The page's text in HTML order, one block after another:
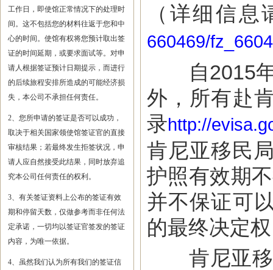
工作日，即使馆正常情况下的处理时
间。这不包括您的材料往返于您和中
心的时间。使馆有权将您预计取出签
证的时间延期，或要求面试等。对申
请人根据签证预计日期提示，而进行
的后续旅程安排所造成的可能经济损
失，本公司不承担任何责任。
2、您所申请的签证是否可以成功，
取决于相关国家领使馆签证官的直接
审核结果；若最终发生拒签状况，申
请人应自然接受此结果，同时放弃追
究本公司任何责任的权利。
3、有关签证资料上公布的签证有效
期和停留天数，仅做参考而非任何法
定承诺，一切均以签证官签发的签证
内容，为唯一依据。
4、虽然我们认为所有我们的签证信
（详细信息
660469/
自2015年9
外，所有赴
录http://
肯尼亚移民
护照有效期
并不保证可
的最终决定
肯尼亚移